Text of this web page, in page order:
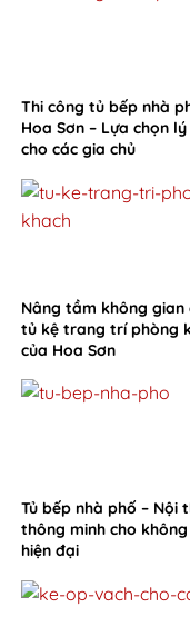
Thi công tủ bếp nhà
Hoa Sơn – Lựa chọn
cho các gia chủ
Nâng tầm không gian
tủ kệ trang trí phòng
của Hoa Sơn
Tủ bếp nhà phố – Nội
thông minh cho
hiện đại